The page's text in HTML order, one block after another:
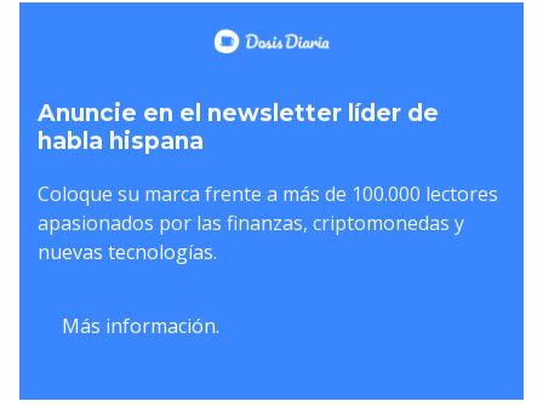
Anuncie en el newsletter líder de
habla hispana
Coloque su marca frente a más de 100.000 lectores
apasionados por las finanzas, criptomonedas y
nuevas tecnologías.
Más información.